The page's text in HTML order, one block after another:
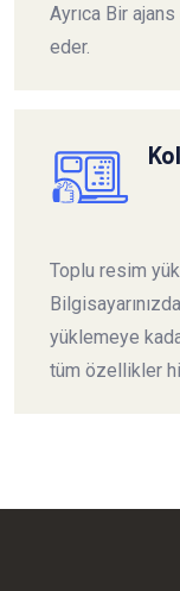
Ayrıca Bir
eder.
Toplu resim
yüklemeye
tüm özellikler